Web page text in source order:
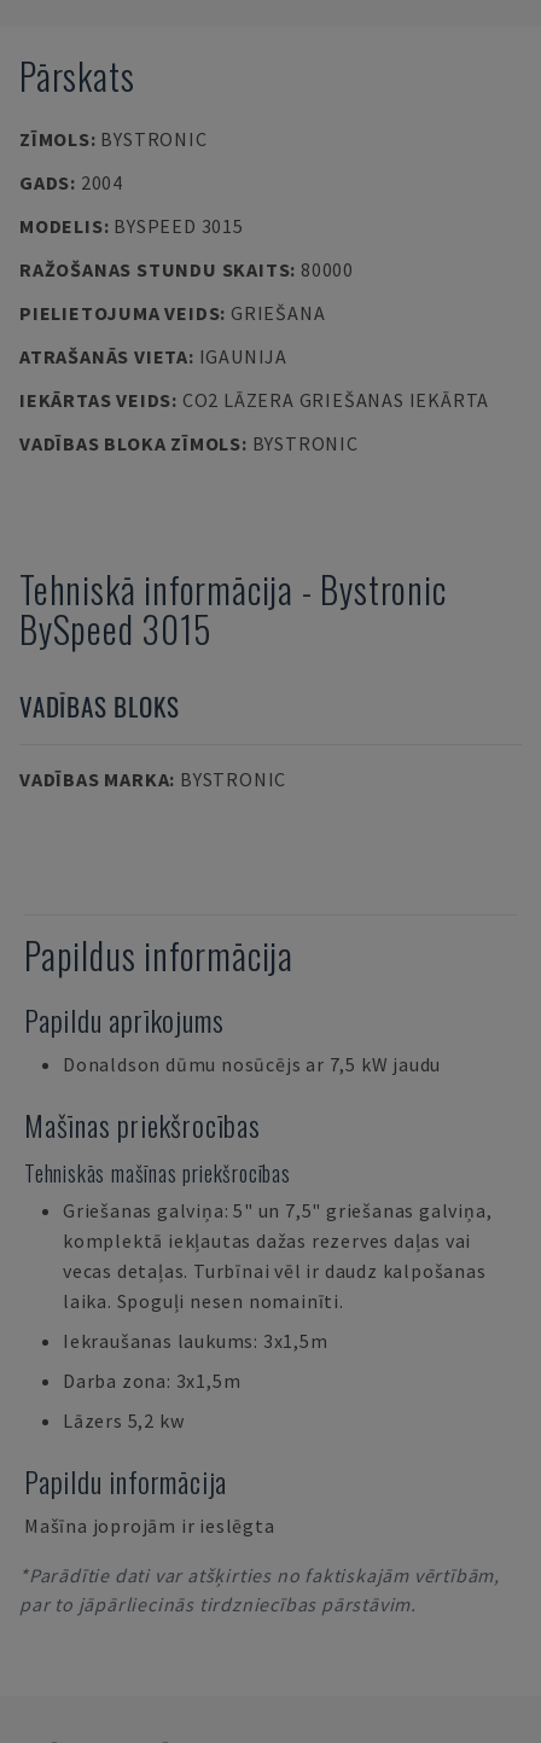
Pārskats
ZĪMOLS: BYSTRONIC
GADS: 2004
MODELIS: BYSPEED 3015
RAŽOŠANAS STUNDU SKAITS: 80000
PIELIETOJUMA VEIDS: GRIEŠANA
ATRAŠANĀS VIETA: IGAUNIJA
IEKĀRTAS VEIDS: CO2 LĀZERA GRIEŠANAS IEKĀRTA
VADĪBAS BLOKA ZĪMOLS: BYSTRONIC
Tehniskā informācija - Bystronic
BySpeed 3015
VADĪBAS BLOKS
VADĪBAS MARKA: BYSTRONIC
Papildus informācija
Papildu aprīkojums
Donaldson dūmu nosūcējs ar 7,5 kW jaudu
Mašīnas priekšrocības
Tehniskās mašīnas priekšrocības
Griešanas galviņa: 5" un 7,5" griešanas galviņa,
komplektā iekļautas dažas rezerves daļas vai
vecas detaļas. Turbīnai vēl ir daudz kalpošanas
laika. Spoguļi nesen nomainīti.
Iekraušanas laukums: 3x1,5m
Darba zona: 3x1,5m
Lāzers 5,2 kw
Papildu informācija
Mašīna joprojām ir ieslēgta
*Parādītie dati var atšķirties no faktiskajām vērtībām,
par to jāpārliecinās tirdzniecības pārstāvim.